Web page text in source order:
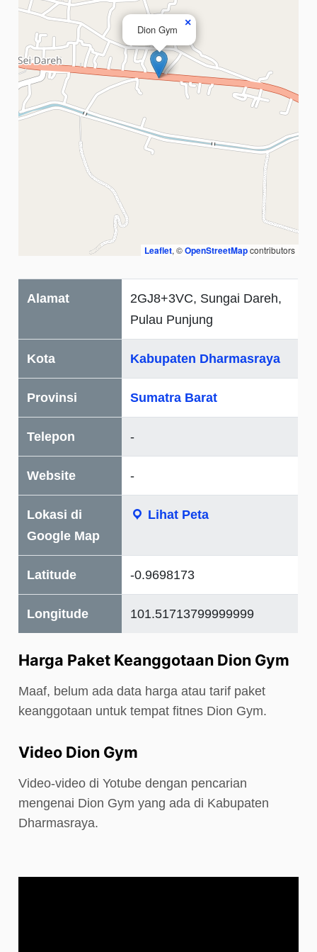
Dion Gym
×
Leaflet, ©OpenStreetMapcontributors
Alamat
2GJ8+3VC, Sungai Dareh,
Pulau Punjung
Kota Kabupaten Dharmasraya
Provinsi Sumatra Barat
Telepon -
Website -
Lokasi di
Google Map
Lihat Peta
Latitude -0.9698173
Longitude 101.51713799999999
Harga Paket Keanggotaan Dion Gym
Maaf, belum ada data harga atau tarif paket
keanggotaan untuk tempat fitnes Dion Gym.
Video Dion Gym
Video-video di Yotube dengan pencarian
mengenai Dion Gym yang ada di Kabupaten
Dharmasraya.